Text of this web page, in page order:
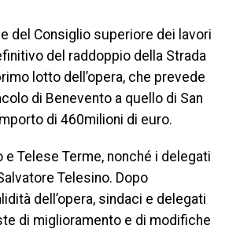
del Consiglio superiore dei lavori
del raddoppio della Strada
lotto dell’opera, che prevede
di Benevento a quello di San
di 460milioni di euro.
Telese Terme, nonché i delegati
Telesino. Dopo
dell’opera, sindaci e delegati
di miglioramento e di modifiche